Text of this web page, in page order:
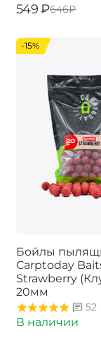
‍549‍ ₽‍646‍₽
-15%
Бойлы
Carptoday
Strawberry
20мм
52
В наличии